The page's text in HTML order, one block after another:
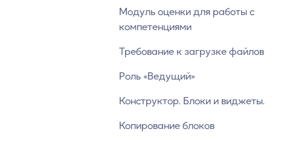
Модуль оценки для работы с
компетенциями
Требование к загрузке файлов
Роль «Ведущий»
Конструктор. Блоки и виджеты.
Копирование блоков